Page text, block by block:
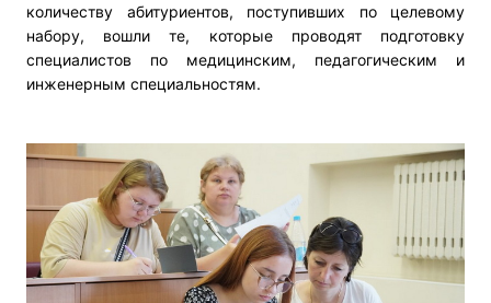
количеству абитуриентов, поступивших по целевому
набору, вошли те, которые проводят подготовку
специалистов по медицинским, педагогическим и
инженерным специальностям.